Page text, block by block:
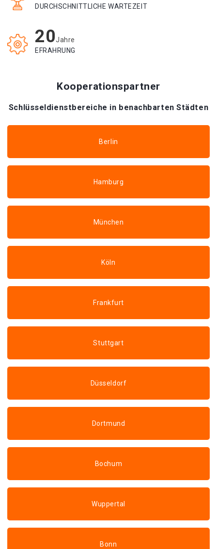
DURCHSCHNITTLICHE WARTEZEIT
20Jahre
EFRAHRUNG
Kooperationspartner
Schlüsseldienstbereiche in benachbarten Städten
Berlin
Hamburg
München
Köln
Frankfurt
Stuttgart
Düsseldorf
Dortmund
Bochum
Wuppertal
Bonn